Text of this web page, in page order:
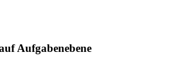
Aufgabenebene